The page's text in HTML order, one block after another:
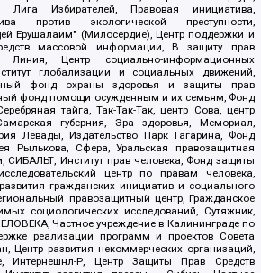
Лига Избирателей, Правовая инициатива,
против экологической преступности,
Ерушалаим" (Милосердие), Центр поддержки и
массовой информации, В защиту прав
Линия, Центр социально-информационных
глобализации и социальных движений,
фонд охраны здоровья и защиты прав
фонд помощи осужденным и их семьям, Фонд
тайга, Так-Так-Так, центр Сова, центр
губерния, Эра здоровья, Мемориал,
Левады, Издательство Парк Гагарина, Фонд
Рылькова, Сфера, Уральская правозащитная
СИБАЛЬТ, Институт прав человека, Фонд защиты
центр по правам человека,
гражданских инициатив и социального
правозащитный центр, Гражданское
социологических исследований, Сутяжник,
Частное учреждение в Калининграде по
реализации программ и проектов Совета
Центр развития некоммерческих организаций,
Интернешнл-Р, Центр Защиты Прав Средств